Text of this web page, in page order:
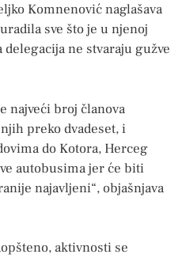
Komnenović naglašava
sve što je u njenoj
ne stvaraju gužve
najveći broj članova
preko dvadeset, i
do Kotora, Herceg
autobusima jer će biti
najavljeni“, objašnjava
aktivnosti se